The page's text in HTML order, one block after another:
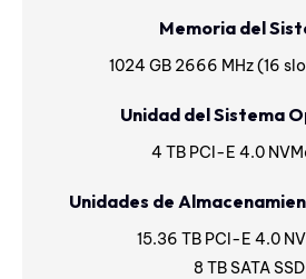
Memoria del
1024 GB 2666 MHz (16
Unidad del Sistema
4 TB PCI-E 4.0
Unidades de
15.36 TB PCI-E 4.0
8 TB SATA SSD